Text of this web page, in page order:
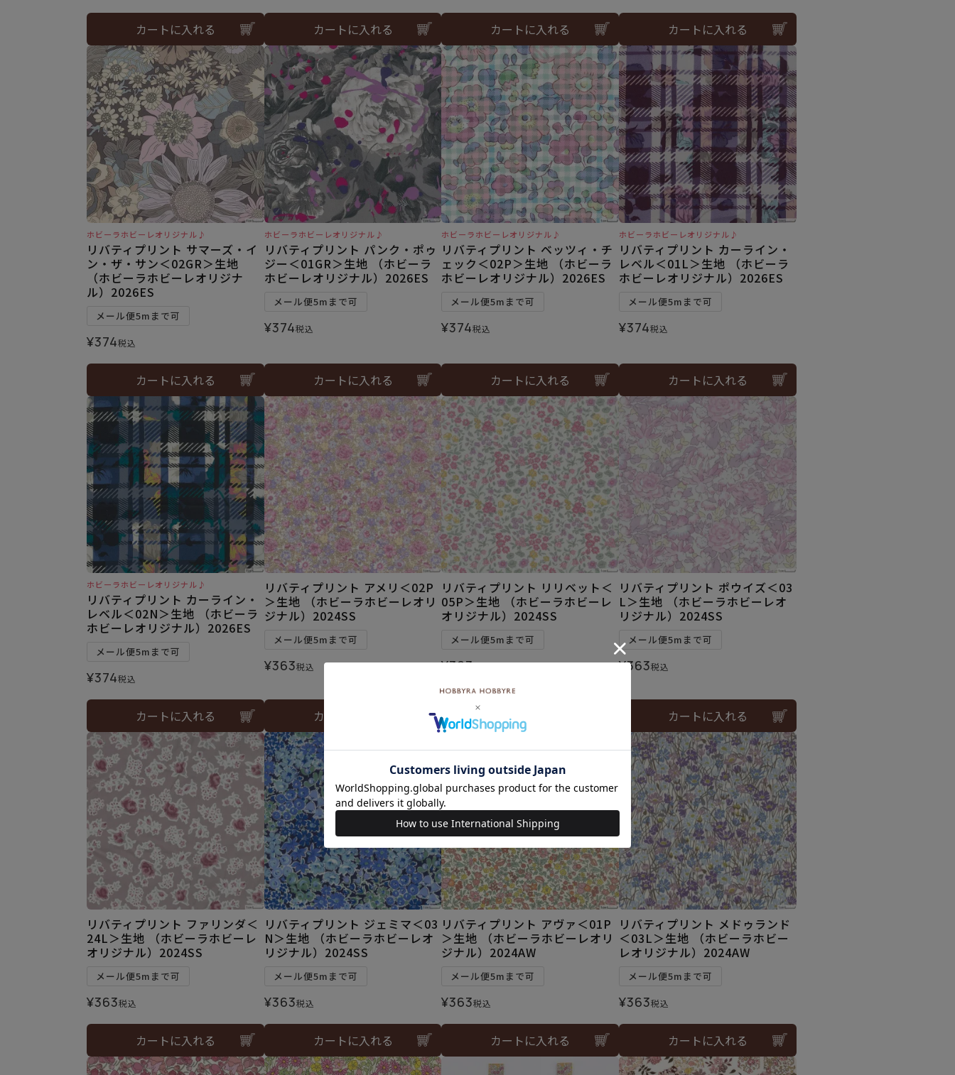
カートに入れる カートに入れる カートに入れる カートに入れる
ホビーラホビーレオリジナル♪
リバティプリント サマーズ・イ
ン・ザ・サン＜02GR＞生地
（ホビーラホビーレオリジナ
ル）2026ES
メール便5mまで可
¥374税込
カートに入れる
ホビーラホビーレオリジナル♪
リバティプリント パンク・ポゥ
ジー＜01GR＞生地 （ホビーラ
ホビーレオリジナル）2026ES
メール便5mまで可
¥374税込
カートに入れる
ホビーラホビーレオリジナル♪
リバティプリント ベッツィ・チ
ェック＜02P＞生地 （ホビーラ
ホビーレオリジナル）2026ES
メール便5mまで可
¥374税込
カートに入れる
ホビーラホビーレオリジナル♪
リバティプリント カーライン・
レベル＜01L＞生地 （ホビーラ
ホビーレオリジナル）2026ES
メール便5mまで可
¥374税込
カートに入れる
ホビーラホビーレオリジナル♪
リバティプリント カーライン・
レベル＜02N＞生地 （ホビーラ
ホビーレオリジナル）2026ES
メール便5mまで可
¥374税込
カートに入れる
リバティプリント アメリ＜02P
＞生地 （ホビーラホビーレオリ
ジナル）2024SS
メール便5mまで可
¥363税込
カートに入れる
リバティプリント リリベット＜
05P＞生地 （ホビーラホビーレ
オリジナル）2024SS
メール便5mまで可
¥363税込
カートに入れる
リバティプリント ポウイズ＜03
L＞生地 （ホビーラホビーレオ
リジナル）2024SS
メール便5mまで可
¥363税込
カートに入れる
リバティプリント ファリンダ＜
24L＞生地 （ホビーラホビーレ
オリジナル）2024SS
メール便5mまで可
¥363税込
カートに入れる
リバティプリント ジェミマ＜03
N＞生地 （ホビーラホビーレオ
リジナル）2024SS
メール便5mまで可
¥363税込
カートに入れる
リバティプリント アヴァ＜01P
＞生地 （ホビーラホビーレオリ
ジナル）2024AW
メール便5mまで可
¥363税込
カートに入れる
リバティプリント メドゥランド
＜03L＞生地 （ホビーラホビー
レオリジナル）2024AW
メール便5mまで可
¥363税込
カートに入れる